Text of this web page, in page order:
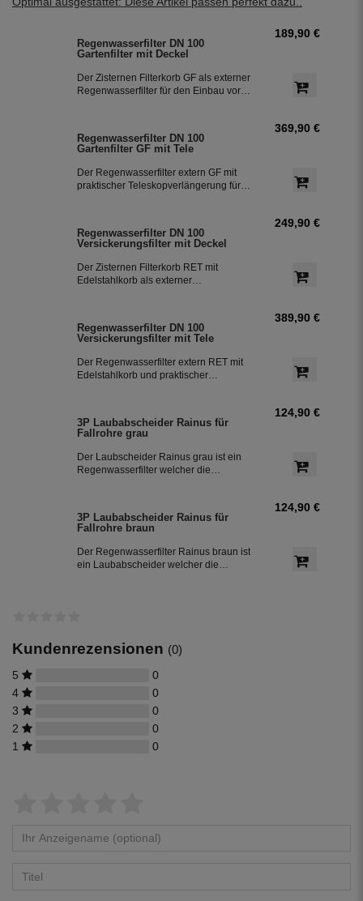
Regenwasserfilter DN 100
Gartenfilter mit Deckel
Der Zisternen Filterkorb GF als externer
Regenwasserfilter für den Einbau vor
Notüberlauf genutzt werden. Der Zulauf
zur Zisterne erfolgt seitlich.
189,90 €
Regenwasserfilter DN 100
Gartenfilter GF mit Tele
Der Regenwasserfilter extern GF mit
praktischer Teleskopverlängerung für
Notüberlauf genutzt werden. Der Zulauf
zur Zisterne erfolgt seitlich. Die
Verlängerung lässt sich bei Bedarf
kürzen oder erweitern.
369,90 €
Regenwasserfilter DN 100
Versickerungsfilter mit Deckel
Der Zisternen Filterkorb RET mit
Edelstahlkorb als externer
Einspeisung oder wahlweise als
Notüberlauf genutzt werden. Der Zulauf
zur Zisterne erfolgt seitlich. Geeignet
für Garten und Haustechnik.
249,90 €
Regenwasserfilter DN 100
Versickerungsfilter mit Tele
Der Regenwasserfilter extern RET mit
Edelstahlkorb und praktischer
Einspeisung oder wahlweise als
Notüberlauf genutzt werden. Der Zulauf
zur Zisterne erfolgt seitlich. Geeignet
für Garten und Haustechnik.
389,90 €
3P Laubabscheider Rainus für
Fallrohre grau
Der Laubscheider Rainus grau ist ein
Regenwasserfilter welcher die
Fallrohrfilter eignet sich bestens zur
Nachrüstung bestehender
Regenwasseranlagen.
124,90 €
3P Laubabscheider Rainus für
Fallrohre braun
Der Regenwasserfilter Rainus braun ist
ein Laubabscheider welcher die
124,90 €
Kundenrezensionen (0)
5
0
4
0
3
0
2
0
1
0